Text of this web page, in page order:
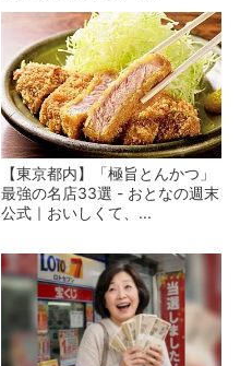
【東京都内】「極旨とんかつ」
最強の名店33選 - おとなの週末
公式｜おいしくて、...